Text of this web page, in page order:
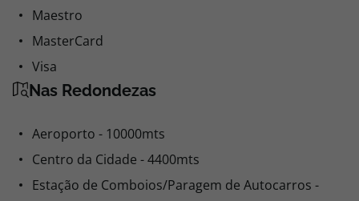
Maestro
MasterCard
Visa
Nas Redondezas
Aeroporto - 10000mts
Centro da Cidade - 4400mts
Estação de Comboios/Paragem de Autocarros -